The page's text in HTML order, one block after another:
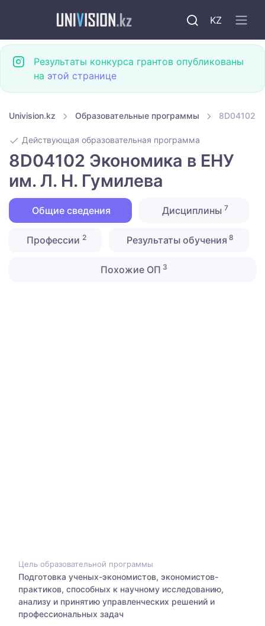
KZ
Результаты конкурса грантов опубликованы
на этой странице
Univision.kz Образовательные программы 8D04102
Действующая образовательная программа
8D04102 Экономика в ЕНУ
им. Л. Н. Гумилева
Общие сведения Дисциплины 7
Профессии 2 Результаты обучения 8
Похожие ОП 3
Цель образовательной программы
Подготовка ученых-экономистов, экономистов-
практиков, способных к научному исследованию,
анализу и принятию управленческих решений и
профессиональных задач